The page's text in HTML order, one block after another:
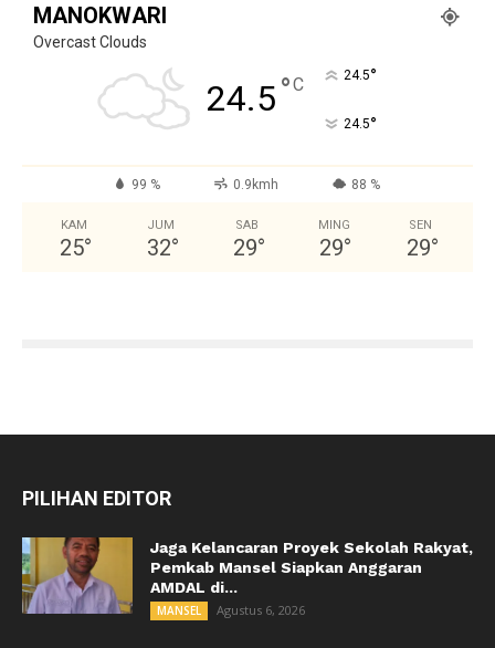
MANOKWARI
Overcast Clouds
24.5°C 24.5°
24.5°
99 % 0.9kmh 88 %
KAM
25°
JUM
32°
SAB
29°
MING
29°
SEN
29°
PILIHAN EDITOR
Jaga Kelancaran Proyek Sekolah Rakyat,
Pemkab Mansel Siapkan Anggaran
AMDAL di...
MANSEL Agustus 6, 2026